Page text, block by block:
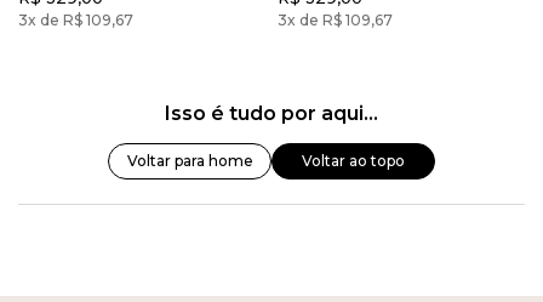
3x de R$ 109,67 3x de R$ 109,67
Isso é tudo por aqui...
Voltar para home Voltar ao topo